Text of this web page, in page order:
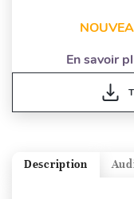
En savoir
Description